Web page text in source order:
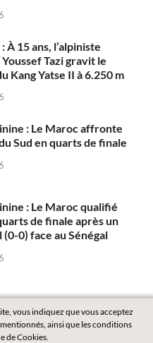
À 15 ans, l’alpiniste
Tazi gravit le
Kang Yatse II à 6.250 m
: Le Maroc affronte
Sud en quarts de finale
: Le Maroc qualifié
de finale après un
(0-0) face au Sénégal
vous indiquez que vous acceptez
ainsi que les conditions
de Cookies.